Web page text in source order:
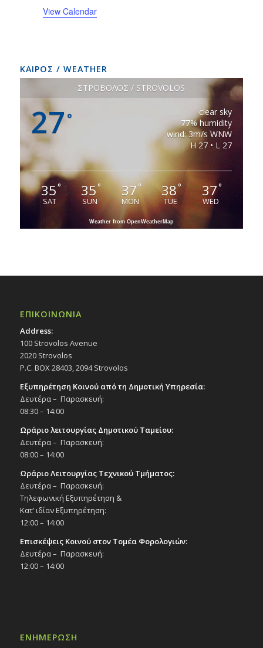
View Calendar
ΚΑΙΡΟΣ / WEATHER
ΣΤΡΟΒΟΛΟΣ / STROVOLOS
27 °
clear sky
77% humidity
wind: 3m/s WNW
H 27 • L 27
35°
SAT
35°
SUN
37°
MON
38°
TUE
37°
WED
Weather from OpenWeatherMap
ΕΠΙΚΟΙΝΩΝΙΑ
Address:
100 Strovolos Avenue
2020 Strovolos
P.C. BOX 28403, 2094 Strovolos
Εξυπηρέτηση Κοινού από τη Δημοτική Υπηρεσία:
Δευτέρα – Παρασκευή:
08:30 – 14:00
Ωράριο λειτουργίας Δημοτικού Ταμείου:
Δευτέρα – Παρασκευή:
08:00 – 14:00
Ωράριο Λειτουργίας Τεχνικού Τμήματος:
Δευτέρα – Παρασκευή:
Τηλεφωνική Εξυπηρέτηση &
Κατ’ ιδίαν Εξυπηρέτηση:
12:00 – 14:00
Επισκέψεις Κοινού στον Τομέα Φορολογιών:
Δευτέρα – Παρασκευή:
12:00 – 14:00
ΕΝΗΜΕΡΩΣΗ